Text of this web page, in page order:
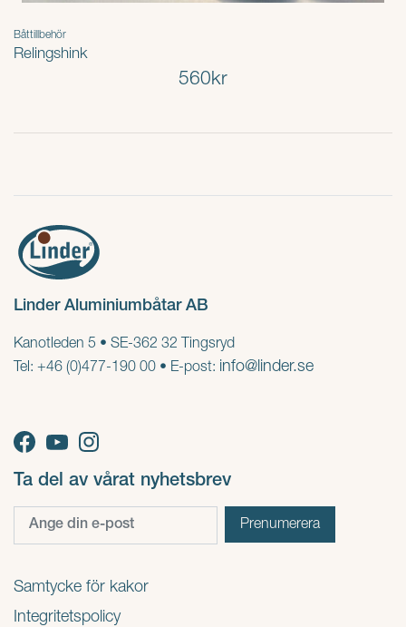
Båttillbehör
Relingshink
560kr
Linder Aluminiumbåtar AB
Kanotleden 5 • SE-362 32 Tingsryd
Tel: +46 (0)477-190 00 • E-post: info@linder.se
Ta del av vårat nyhetsbrev
Samtycke för kakor
Integritetspolicy